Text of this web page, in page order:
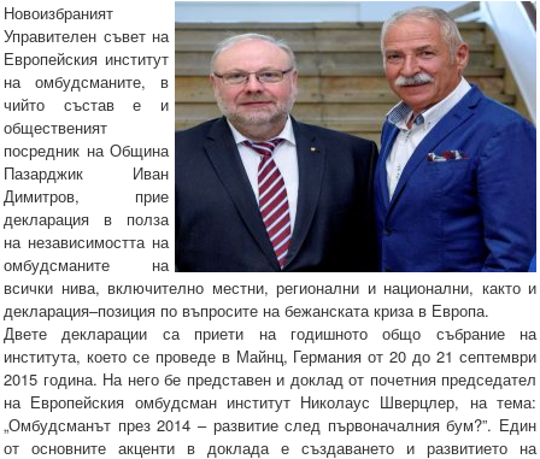
Новоизбраният
Управителен съвет на
Европейския институт
на омбудсманите, в
чийто състав е и
общественият
посредник на Община
Пазарджик Иван
Димитров, прие
декларация в полза
на независимостта на
омбудсманите на
всички нива, включително местни, регионални и национални, както и
декларация–позиция по въпросите на бежанската криза в Европа.
Двете декларации са приети на годишното общо събрание на
института, което се проведе в Майнц, Германия от 20 до 21 септември
2015 година. На него бе представен и доклад от почетния председател
на Европейския омбудсман институт Николаус Шверцлер, на тема:
„Омбудсманът през 2014 – развитие след първоначалния бум?”. Един
от основните акценти в доклада е създаването и развитието на